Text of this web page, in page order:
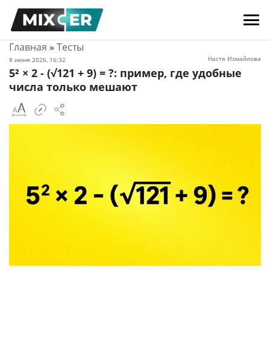
Главная » Тесты
8 июня 2026, 16:32 Настя Измайлова
5² × 2 - (√121 + 9) = ?: пример, где удобные
числа только мешают